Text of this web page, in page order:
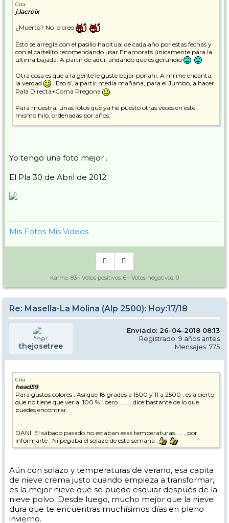
Cita
j.lacroix
¿Muerto? No lo creo
Esto se arregla con el pasillo habitual de cada año por estas fechas y
con el cartelito recomendando usar Enamorats únicamente para la
última bajada. A partir de aquí, andando que es gerundio
Otra cosa es que a la gente le guste bajar por ahí. A mí me encanta,
la verdad
. Eso sí, a partir media mañana, para el Jumbo, a hacer
Pala Directa+Coma Pregona
Para muestra, unas fotos que ya he puesto otras veces en este
mismo hilo, ordenadas por años:
El pasillo, 10 de mayo de 2009
2010
Enamorats apurando hasta el final
11:25
2015
El pasillo, 18 de abril de 2015, a las 9:23. A esta hora se ve bastante
aceptable
Ese mismo día, a las 13:00. La cosa está algo peor
En resumen... Se trata de aguantar el Pla abierto. Eso permite tener
más coches, esquiadores y paseantes en el Pla. Y también permite
decir que tienen abierto un desnivel de 935 m.
Yo tengo una foto mejor .
El Pla 30 de Abril de 2012
Mis Fotos Mis Videos
Karma: 83 - Votos positivos: 6 - Votos negativos: 0
Re: Masella-La Molina (Alp 2500): Hoy:17/18
thejosetree
Enviado: 26-04-2018 08:13
Registrado: 9 años antes
Mensajes: 775
Cita
head59
Para gustos colores . Así que 18 grados a 1500 y 11 a 2500 , es a cierto
que no tiene que ver al 100 % , pero ........ dice bastante de lo que
puedes encontrar.
DANI. El sábado pasado no estaban esas temperaturas..... , por
informarte . Ni pegaba el solazo de esta semana .
Aún con solazo y temperaturas de verano, esa capita
de nieve crema justo cuando empieza a transformar,
es la mejor nieve que se puede esquiar después de la
nieve polvo. Desde luego, mucho mejor que la nieve
dura que te encuentras muchísimos días en pleno
invierno.